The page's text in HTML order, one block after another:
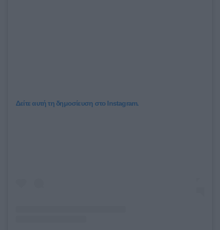
Δείτε αυτή τη δημοσίευση στο Instagram.